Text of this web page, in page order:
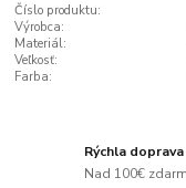
Číslo produktu:
Výrobca:
Materiál:
Veľkosť:
Farba:
Rýchla doprava
Nad 100€